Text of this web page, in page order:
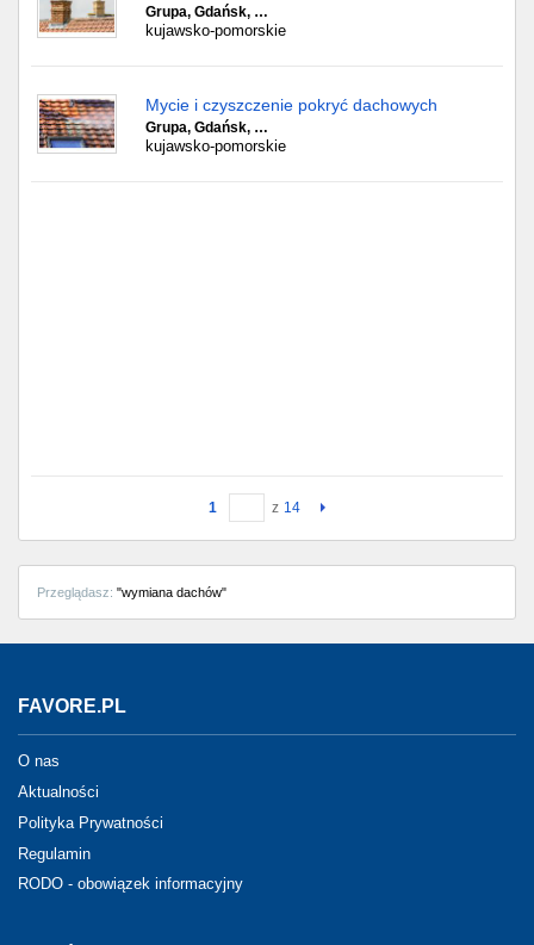
Grupa, Gdańsk, …
kujawsko-pomorskie
Mycie i czyszczenie pokryć dachowych
Grupa, Gdańsk, …
kujawsko-pomorskie
1 z 14
Przeglądasz: "wymiana dachów"
FAVORE.PL
O nas
Aktualności
Polityka Prywatności
Regulamin
RODO - obowiązek informacyjny